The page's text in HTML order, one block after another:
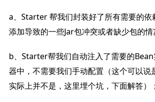
a、Starter 帮我们封装好了所有需要的依
添加导致的一些Jar包冲突或者缺少包的情
b、Starter帮我们自动注入了需要的
器中，不需要我们手动配置（这个可以说
实际上并不是，这里埋个坑，下面解答）；